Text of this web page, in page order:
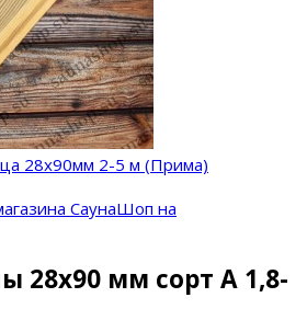
28х90мм 2-5 м (Прима)
28x90 мм сорт А 1,8-